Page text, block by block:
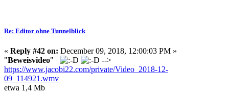
Re: Editor ohne Tunnelblick
« Reply #42 on: December 09, 2018, 12:00:03 PM »
"Beweisvideo"
-->
https://www.jacobi22.com/private/Video_2018-12-
09_114921.wmv
etwa 1,4 Mb